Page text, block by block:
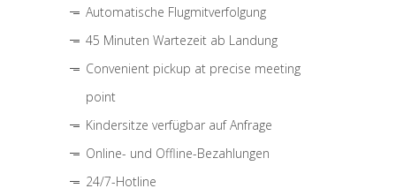
Automatische Flugmitverfolgung
45 Minuten Wartezeit ab Landung
Convenient pickup at precise meeting
point
Kindersitze verfügbar auf Anfrage
Online- und Offline-Bezahlungen
24/7-Hotline